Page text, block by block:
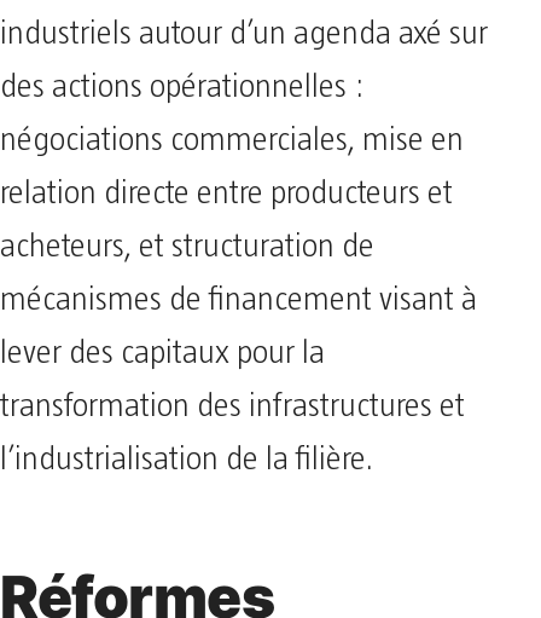
industriels autour d’un agenda axé sur
des actions opérationnelles :
négociations commerciales, mise en
relation directe entre producteurs et
acheteurs, et structuration de
mécanismes de financement visant à
lever des capitaux pour la
transformation des infrastructures et
l’industrialisation de la filière.
Réformes